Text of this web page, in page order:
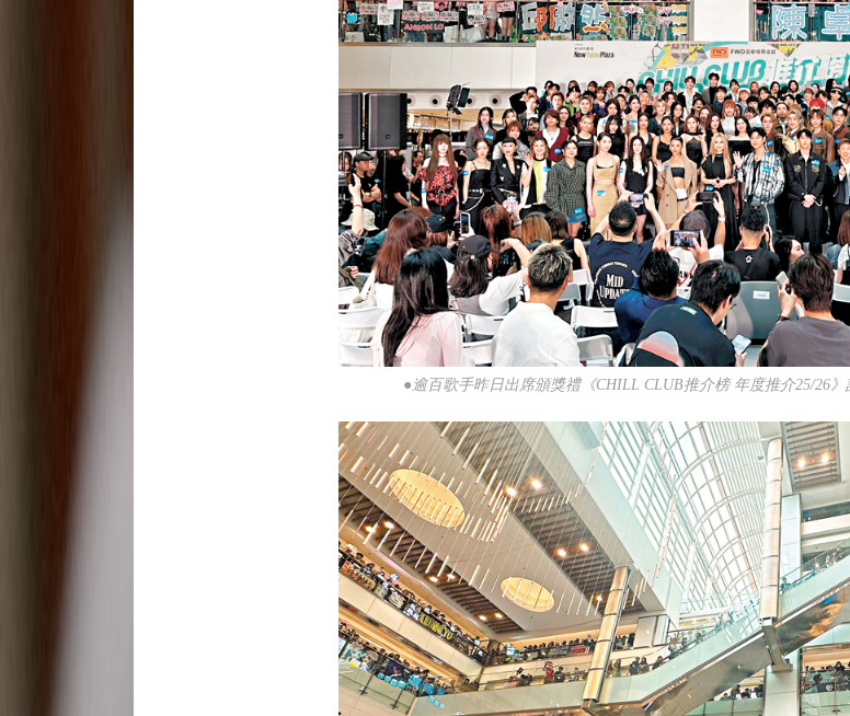
●逾百歌手昨日出席頒獎禮《CHILL CLUB推介榜 年度推介25/26